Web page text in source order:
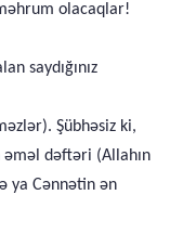
olacaqlar!
saydığınız
Şübhəsiz ki,
dəftəri (Allahın
ya Cənnətin ən